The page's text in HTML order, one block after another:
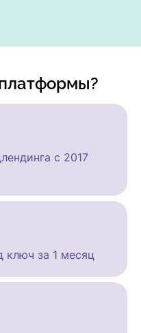
с 2017
ключ за 1 месяц